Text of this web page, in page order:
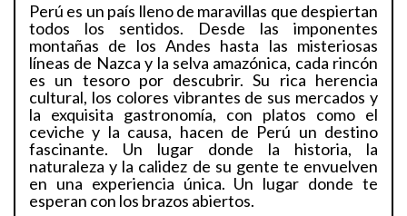
Perú es un país lleno de maravillas que despiertan
todos los sentidos. Desde las imponentes
montañas de los Andes hasta las misteriosas
líneas de Nazca y la selva amazónica, cada rincón
es un tesoro por descubrir. Su rica herencia
cultural, los colores vibrantes de sus mercados y
la exquisita gastronomía, con platos como el
ceviche y la causa, hacen de Perú un destino
fascinante. Un lugar donde la historia, la
naturaleza y la calidez de su gente te envuelven
en una experiencia única. Un lugar donde te
esperan con los brazos abiertos.